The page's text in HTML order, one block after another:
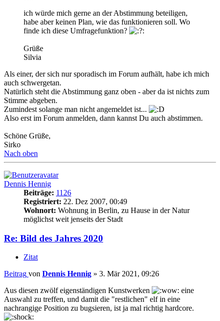
ich würde mich gerne an der Abstimmung beteiligen,
habe aber keinen Plan, wie das funktionieren soll. Wo
finde ich diese Umfragefunktion?
Grüße
Silvia
Als einer, der sich nur sporadisch im Forum aufhält, habe ich mich
auch schwergetan.
Natürlich steht die Abstimmung ganz oben - aber da ist nichts zum
Stimme abgeben.
Zumindest solange man nicht angemeldet ist...
Also erst im Forum anmelden, dann kannst Du auch abstimmen.
Schöne Grüße,
Sirko
Nach oben
Dennis Hennig
Beiträge: 1126
Registriert: 22. Dez 2007, 00:49
Wohnort: Wohnung in Berlin, zu Hause in der Natur
möglichst weit jenseits der Stadt
Re: Bild des Jahres 2020
Zitat
Beitrag von Dennis Hennig » 3. Mär 2021, 09:26
Aus diesen zwölf eigenständigen Kunstwerken
eine
Auswahl zu treffen, und damit die "restlichen" elf in eine
nachrangige Position zu bugsieren, ist ja mal richtig hardcore.